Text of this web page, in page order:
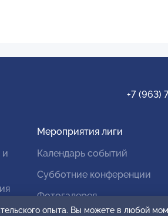
+7 (963)
и
Мероприятия лиги
Календарь событий
Субботние конференции
Фотогалерея
опыта. Вы можете в любой